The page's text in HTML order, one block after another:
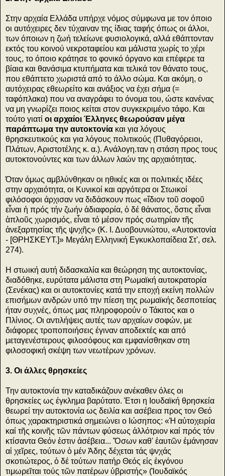
Στην αρχαία Ελλάδα υπήρχε νόμος σύμφωνα με τον όποιο
οι αυτόχειρες δεν τύχαιναν της ίδιας ταφής όπως οι άλλοι,
των όποιων η ζωή τελείωνε φυσιολογικά, αλλά εθάπτονταν
εκτός του κοινού νεκροταφείου και μάλιστα χωρίς το χέρι
τους, το όποιο κράτησε το φονικό όργανο και επέφερε τα
βίαια και θανάσιμα κτυπήματα και τελικά τον θάνατο τους,
που εθάπτετο χωριστά από το άλλο σώμα. Και ακόμη, ο
αυτόχειρας εθεωρείτο και ανάξιος να έχει σήμα (=
ταφόπλακα) που να αναγράφει το όνομα του, ώστε κανένας
να μη γνωρίζει ποιος κείται στον συγκεκριμένο τάφο. Και
τούτο γιατί οι αρχαίοι Έλληνες θεωρούσαν μέγα
παράπτωμα την αυτοκτονία και για λόγους
θρησκευτικούς και για λόγους πολιτικούς (Πυθαγόρειοι,
Πλάτων, Αριστοτέλης κ. α.). Ανάλογη.ταν η στάση προς τους
αυτοκτονούντες και των άλλων λαών της αρχαιότητας.
Όταν όμως αμβλύνθηκαν οι ηθικές και οι πολιτικές ιδέες
στην αρχαιότητα, οι Κυνικοί και αργότερα οι Στωικοί
φιλόσοφοι άρχισαν να διδάσκουν πως «ἴδιον τοῦ σοφοῦ
εἶναι ἡ πρός τήν ζωήν ἀδιαφορία, ὁ δέ θάνατος, ὅστις εἶναι
ἁπλοῦς χωρισμός, εἶναι τό μέσον πρός σωτηρίαν τῆς
ἀνεξαρτησίας τῆς ψνχῆς» (Κ. Ι. Δυοβουνιώτου, «Αυτοκτονία
- [ΘΡΗΣΚΕΥΤ.]» Μεγάλη Ελληνική Εγκυκλοπαίδεια Στ', σελ.
274).
Η στωική αυτή διδασκαλία και θεώρηση της αυτοκτονίας,
διαδόθηκε, ευρύτατα μάλιστα στη Ρωμαϊκή αυτοκρατορία
(Σενέκας) και οι αυτοκτονίες κατά την εποχή εκείνη πολλών
επισήμων ανδρών υπό την πίεση της ρωμαϊκής δεσποτείας
ήταν συχνές, όπως μας πληροφορούν ο Τάκιτος και ο
Πλίνιος. Οι αντιλήψεις αυτές των αρχαίων σοφών, με
διάφορες τροποποιήσεις έγιναν αποδεκτές και από
μεταγενέστερους φιλοσόφους και εμφανίσθηκαν στη
φιλοσοφική σκέψη των νεωτέρων χρόνων.
3. Οι άλλες θρησκείες
Την αυτοκτονία την καταδικάζουν ανέκαθεν όλες οι
θρησκείες ως έγκλημα βαρύτατο. Έτσι η Ιουδαϊκή θρησκεία
θεωρεί την αυτοκτονία ως δειλία και ασέβεια προς τον Θεό
όπως χαρακτηριστικά σημειώνει ο Ιώσηπος: «Ἡ αὐτοχειρία
καί τῆς κοινῆς τῶν πάντων φύσεως ἀλλότριον καί πρός τόν
κτίσαντα Θεόν ἐστιν ἀσέβεια... Ὅσων καθ' ἑαυτῶν ἐμάνησαν
αἱ χεῖρες, τούτων ὁ μέν Ἁδης δέχεται τάς ψνχάς
σκοτιώτερος, ὁ δέ τούτων πατήρ Θεός εἰς ἐκγόνου
τιμωρεῖται τούς τῶν πατέρων ὑβριστής» (Ἰουδαϊκός